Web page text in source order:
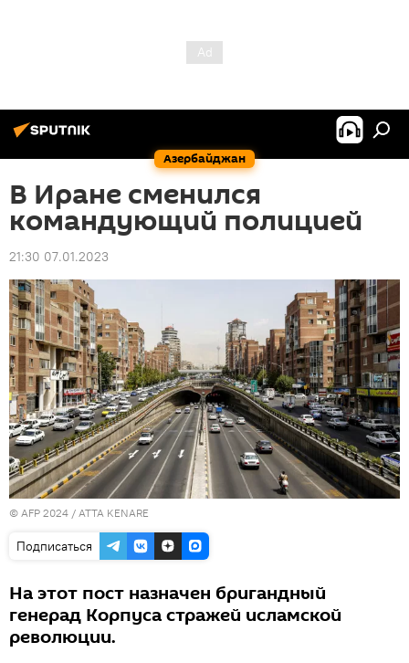
Азербайджан
В Иране сменился
командующий полицией
21:30 07.01.2023
© AFP 2024 / ATTA KENARE
Подписаться
На этот пост назначен бригандный
генерад Корпуса стражей исламской
революции.